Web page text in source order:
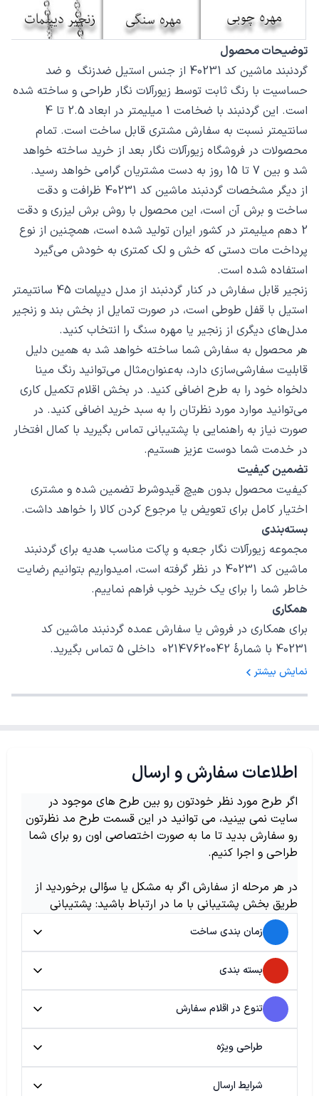
توضیحات محصول
گردنبند ماشین کد 40231 از جنس استیل ضدزنگ و ضد
حساسیت با رنگ ثابت توسط زیورآلات نگار طراحی و ساخته شده
است. این گردنبند با ضخامت 1 میلیمتر در ابعاد 2.5 تا 4
سانتیمتر نسبت به سفارش مشتری قابل ساخت است. تمام
محصولات در فروشگاه زیورآلات نگار بعد از خرید ساخته خواهد
شد و بین 7 تا 15 روز به دست مشتریان گرامی خواهد رسید.
از دیگر مشخصات گردنبند ماشین کد 40231 ظرافت و دقت
ساخت و برش آن است، این محصول با روش برش لیزری و دقت
2 دهم میلیمتر در کشور ایران تولید شده است، همچنین از نوع
پرداخت مات دستی که خش و لک کمتری به خودش می‌گیرد
استفاده شده است.
زنجیر قابل سفارش در کنار گردنبند از مدل دیپلمات 45 سانتیمتر
استیل با قفل طوطی است، در صورت تمایل از بخش بند و زنجیر
مدل‌های دیگری از زنجیر یا مهره سنگ را انتخاب کنید.
هر محصول به سفارش شما ساخته خواهد شد به همین دلیل
قابلیت سفارشی‌سازی دارد، به‌عنوان‌مثال می‌توانید رنگ مینا
دلخواه خود را به طرح اضافی کنید. در بخش اقلام تکمیل کاری
می‌توانید موارد مورد نظرتان را به سبد خرید اضافی کنید. در
صورت نیاز به راهنمایی با پشتیبانی تماس بگیرید با کمال افتخار
در خدمت شما دوست عزیز هستیم.
تضمین کیفیت
کیفیت محصول بدون هیچ قیدوشرط تضمین شده و مشتری
اختیار کامل برای تعویض یا مرجوع کردن کالا را خواهد داشت.
بسته‌بندی
مجموعه زیورآلات نگار جعبه و پاکت مناسب هدیه برای گردنبند
ماشین کد 40231 در نظر گرفته است، امیدواریم بتوانیم رضایت
خاطر شما را برای یک خرید خوب فراهم نماییم.
همکاری
برای همکاری در فروش یا سفارش عمده گردنبند ماشین کد
40231 با شمارهٔ 02147620042 داخلی 5 تماس بگیرید.
نمایش بیشتر
اطلاعات سفارش و ارسال
اگر طرح مورد نظر خودتون رو بین طرح های موجود در
سایت نمی بینید، می توانید در این قسمت طرح مد نظرتون
رو سفارش بدید تا ما به صورت اختصاصی اون رو برای شما
طراحی و اجرا کنیم.
در هر مرحله از سفارش اگر به مشکل یا سؤالی برخوردید از
طریق بخش پشتیبانی با ما در ارتباط باشید: پشتیبانی
زمان بندی ساخت
بسته بندی
تنوع در اقلام سفارش
طراحی ویژه
شرایط ارسال